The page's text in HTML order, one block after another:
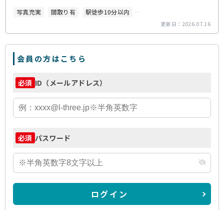
写真充実 間取り有
駅徒歩10分以内
更新日： 2026.07.16
会員の方はこちら
必須 ID（メールアドレス）
必須 パスワード
ログイン